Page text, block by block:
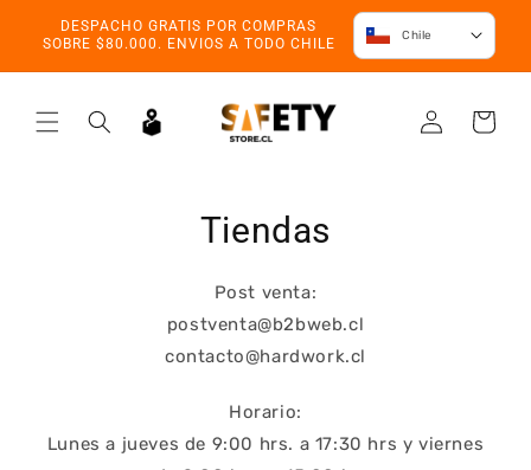
Ir directamente
al contenido
DESPACHO GRATIS POR COMPRAS
SOBRE $80.000. ENVIOS A TODO CHILE
Chile
Iniciar
sesión
Carrito
Tiendas
Post venta:
postventa@b2bweb.cl
contacto@hardwork.cl
Horario:
Lunes a jueves de 9:00 hrs. a 17:30 hrs y viernes